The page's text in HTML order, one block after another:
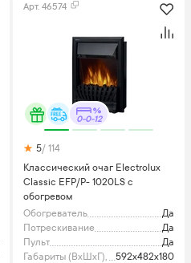
Арт. 46574
0-0-12
5/ 114
Классический очаг Electrolux
Classic EFP/P- 1020LS с
обогревом
Обогреватель
Да
Потрескивание
Да
Пульт
Да
Габариты (ВхШхГ), мм592x482x180